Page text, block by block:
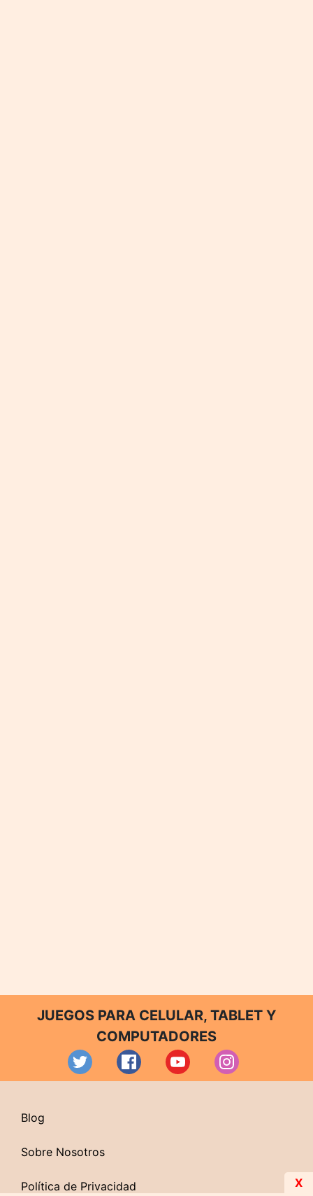
JUEGOS PARA CELULAR, TABLET Y
COMPUTADORES
Blog
Sobre Nosotros
Política de Privacidad X